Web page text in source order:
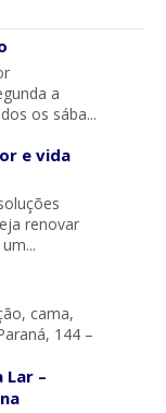
a
os sába...
e vida
renovar
cama,
144 –
Lar –